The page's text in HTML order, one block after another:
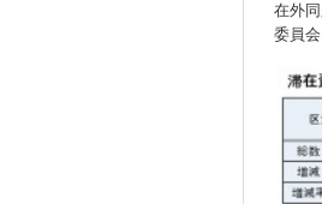
在外
委員